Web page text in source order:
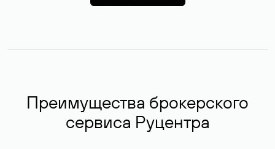
Преимущества брокерского
сервиса Руцентра